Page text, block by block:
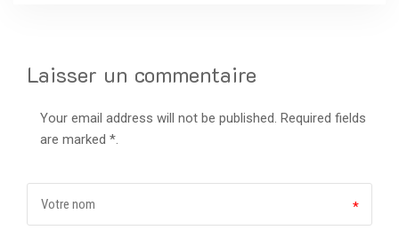
Laisser un commentaire
Your email address will not be published. Required fields
are marked *.
*